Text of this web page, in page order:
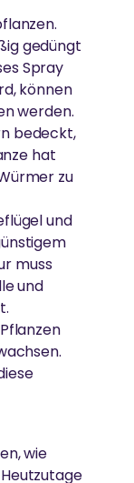
gedüngt
Spray
können
werden.
bedeckt,
hat
zu
und
muss
und
wie